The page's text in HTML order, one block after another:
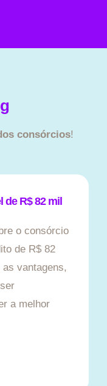
consórcios!
R$ 82 mil
o consórcio
de R$ 82
vantagens,
a melhor